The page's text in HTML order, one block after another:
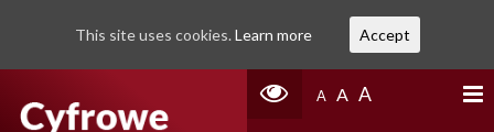
A A A
This site uses cookies. Learn more Accept